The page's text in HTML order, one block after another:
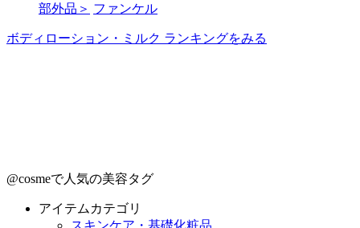
部外品＞ ファンケル
ボディローション・ミルク ランキングをみる
@cosmeで人気の美容タグ
アイテムカテゴリ
スキンケア・基礎化粧品